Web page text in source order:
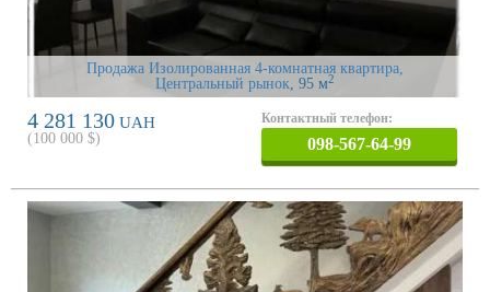
Продажа Изолированная 4-комнатная квартира,
Центральный рынок , 95 м2
4 281 130 UAH
(100 000 $)
Контактный телефон:
098-567-64-99